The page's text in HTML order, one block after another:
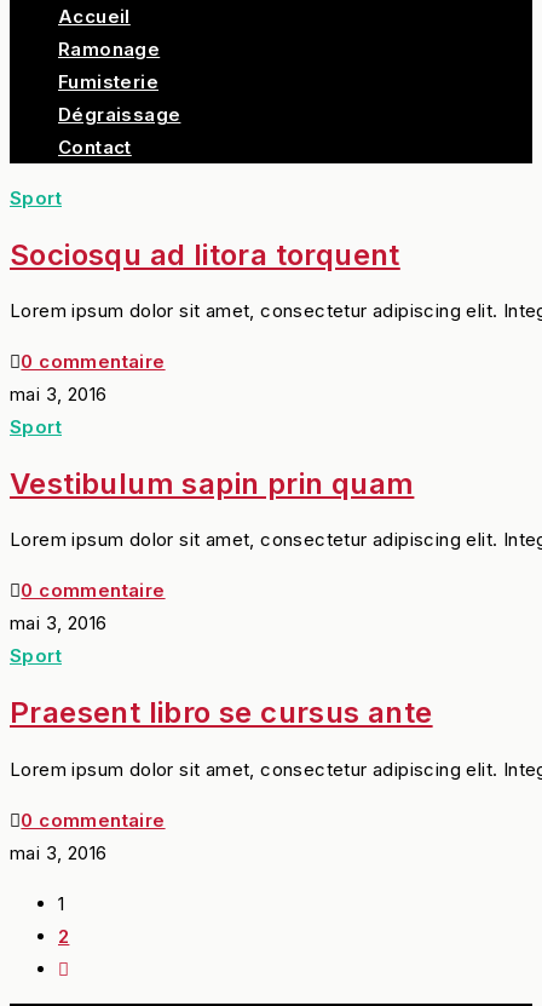
Accueil
Ramonage
Fumisterie
Dégraissage
Contact
Sport
Sociosqu ad litora torquent
Lorem ipsum dolor sit amet, consectetur adipiscing elit.
0 commentaire
mai 3, 2016
Sport
Vestibulum sapin prin quam
Lorem ipsum dolor sit amet, consectetur adipiscing elit.
0 commentaire
mai 3, 2016
Sport
Praesent libro se cursus ante
Lorem ipsum dolor sit amet, consectetur adipiscing elit.
0 commentaire
mai 3, 2016
1
2